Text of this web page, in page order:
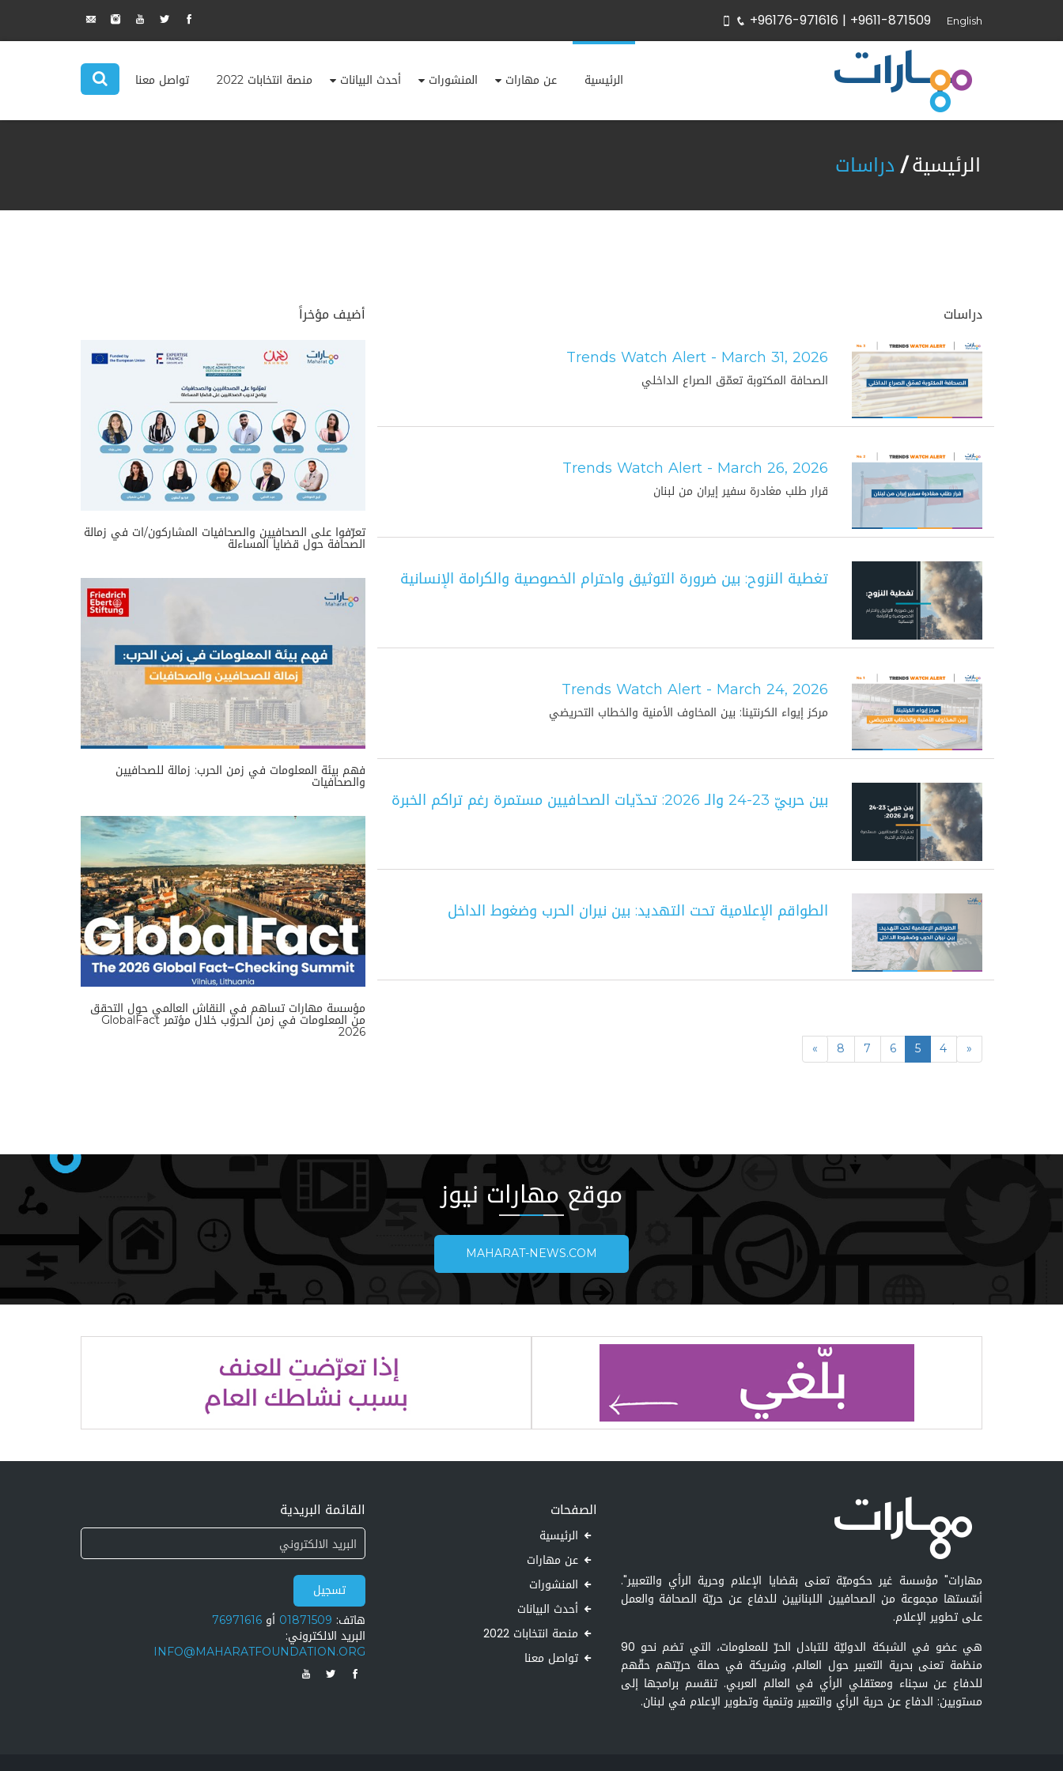
English
+96176-971616 | +9611-871509
الرئيسية عن مهارات المنشورات أحدث البيانات منصة انتخابات 2022 تواصل معنا
الرئيسية دراسات
دراسات
Trends Watch Alert - March 31, 2026
الصحافة المكتوبة تعمّق الصراع الداخلي
Trends Watch Alert - March 26, 2026
قرار طلب مغادرة سفير إيران من لبنان
تغطية النزوح: بين ضرورة التوثيق واحترام الخصوصية والكرامة الإنسانية
Trends Watch Alert - March 24, 2026
مركز إيواء الكرنتينا: بين المخاوف الأمنية والخطاب التحريضي
بين حربيّ 23-24 والـ 2026: تحدّيات الصحافيين مستمرة رغم تراكم الخبرة
الطواقم الإعلامية تحت التهديد: بين نيران الحرب وضغوط الداخل
«
4
5
6
7
8
»
أضيف مؤخراً
تعرّفوا على الصحافيين والصحافيات المشاركون/ات في زمالة
الصحافة حول قضايا المساءلة
فهم بيئة المعلومات في زمن الحرب: زمالة للصحافيين
والصحافيات
مؤسسة مهارات تساهم في النقاش العالمي حول التحقق
من المعلومات في زمن الحروب خلال مؤتمر GlobalFact
2026
موقع مهارات نيوز
MAHARAT-NEWS.COM
مهارات" مؤسسة غير حكوميّة تعنى بقضايا الإعلام وحرية الرأي والتعبير".
أسّستها مجموعة من الصحافيين اللبنانيين للدفاع عن حريّة الصحافة والعمل
على تطوير الإعلام.
هي عضو في الشبكة الدوليّة للتبادل الحرّ للمعلومات، التي تضم نحو 90
منظمة تعنى بحرية التعبير حول العالم، وشريكة في حملة حريّتهم حقّهم
للدفاع عن سجناء ومعتقلي الرأي في العالم العربي. تنقسم برامجها إلى
مستويين: الدفاع عن حرية الرأي والتعبير وتنمية وتطوير الإعلام في لبنان.
الصفحات
الرئيسية
عن مهارات
المنشورات
أحدث البيانات
منصة انتخابات 2022
تواصل معنا
القائمة البريدية
تسجيل
هاتف: 01871509 أو 76971616
البريد الالكتروني:
INFO@MAHARATFOUNDATION.ORG